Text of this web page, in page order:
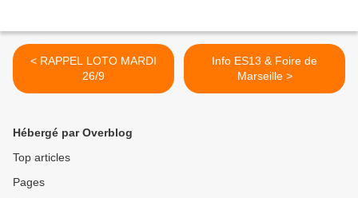
< RAPPEL LOTO MARDI
26/9
Info ES13 & Foire de
Marseille >
Hébergé par Overblog
Top articles
Pages